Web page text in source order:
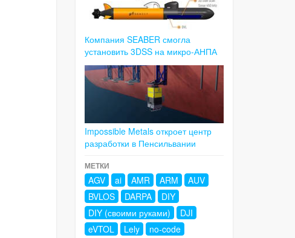
Компания SEABER смогла
установить 3DSS на микро-АНПА
Impossible Metals откроет центр
разработки в Пенсильвании
МЕТКИ
AGV ai AMR ARM
AUV
BVLOS
DARPA
DIY
DIY (своими руками)
DJI
eVTOL
Lely
no-code